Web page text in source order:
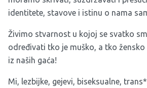
identitete, stavove i istinu o nama
Živimo stvarnost u kojoj se svatko
određivati tko je muško, a tko žensko
iz naših gaća!
Mi, lezbijke, gejevi, biseksualne,